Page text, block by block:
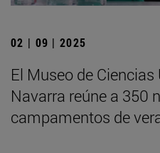
02 | 09 | 2025
El Museo de
Navarra reúne a 350
campamentos de